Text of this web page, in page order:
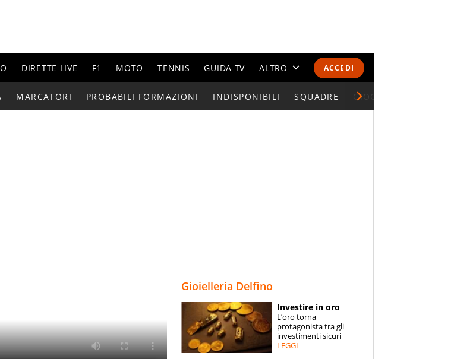
ACCEDI
DIRETTE LIVE F1 MOTO TENNIS GUIDA TV ALTRO
CALENDARI E CLASSIFICHE
ESPERTI
CONTATTI
MARCATORI PROBABILI FORMAZIONI INDISPONIBILI SQUADRE GIOCATORI SERIE A
Gioielleria Delfino
Investire in oro
L’oro torna
protagonista tra gli
investimenti sicuri
LEGGI